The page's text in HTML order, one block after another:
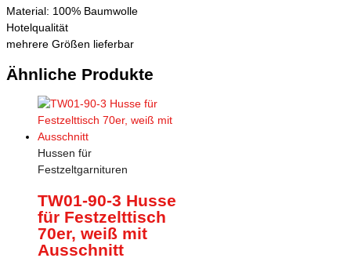
Material: 100% Baumwolle
Hotelqualität
mehrere Größen lieferbar
Ähnliche Produkte
Hussen für
Festzeltgarnituren
TW01-90-3 Husse
für Festzelttisch
70er, weiß mit
Ausschnitt